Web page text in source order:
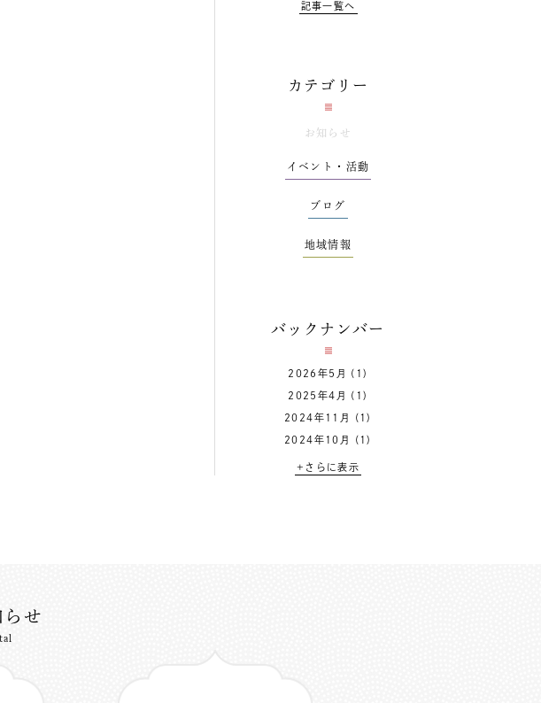
記事一覧へ
カテゴリー
お知らせ
イベント・活動
ブログ
地域情報
バックナンバー
2026年5月 (1)
2025年4月 (1)
2024年11月 (1)
2024年10月 (1)
+さらに表示
せ